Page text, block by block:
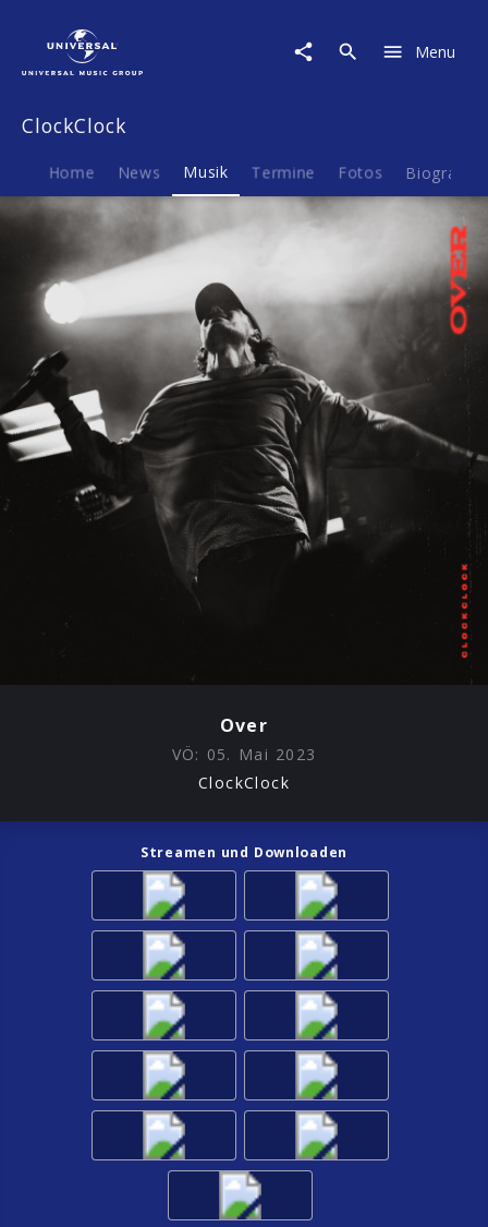
Menu
ClockClock
Home News Musik Termine Fotos Biografie
Over
VÖ: 05. Mai 2023
ClockClock
Streamen und Downloaden